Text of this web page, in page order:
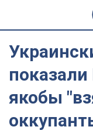
якобы